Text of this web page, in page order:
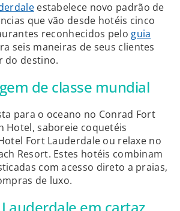
estabelece novo padrão de
que vão desde hotéis cinco
reconhecidos pelo guia
seis maneiras de seus clientes
do destino.
de classe mundial
para o oceano no Conrad Fort
Hotel, saboreie coquetéis
Fort Lauderdale ou relaxe no
Resort. Estes hotéis combinam
com acesso direto a praias,
de luxo.